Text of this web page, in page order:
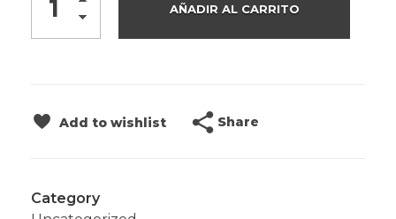
AÑADIR AL CARRITO
Add to wishlist Share
Category